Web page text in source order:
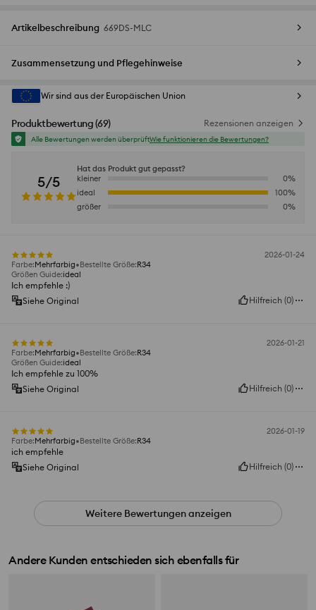
Artikelbeschreibung 669DS-MLC
Zusammensetzung und Pflegehinweise
Wir sind aus der Europäischen Union
Produktbewertung(69) Rezensionen anzeigen
Alle Bewertungen werden überprüftWie funktionieren die Bewertungen?
5/5
Hat das Produkt gut gepasst?
kleiner
0%
ideal
100%
größer
0%
2026-01-24
Farbe:Mehrfarbig Bestellte Größe:R34
Größen Guide:ideal
Ich empfehle :)
Siehe Original
Hilfreich (0)
2026-01-21
Farbe:Mehrfarbig Bestellte Größe:R34
Größen Guide:ideal
Ich empfehle zu 100%
Siehe Original
Hilfreich (0)
2026-01-19
Farbe:Mehrfarbig Bestellte Größe:R34
ich empfehle
Siehe Original
Hilfreich (0)
Weitere Bewertungen anzeigen
Andere Kunden entschieden sich ebenfalls für